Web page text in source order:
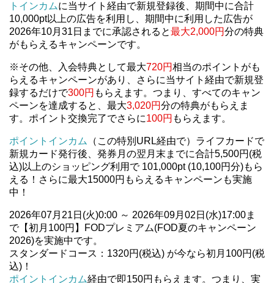
トインカムに当サイト経由で新規登録後、期間中に合計
10,000pt以上の広告を利用し、期間中に利用した広告が
2026年10月31日までに承認されると最大2,000円分の特典
がもらえるキャンペーンです。
※その他、入会特典として最大720円相当のポイントがも
らえるキャンペーンがあり、さらに当サイト経由で新規登
録するだけで300円 もらえます。つまり、すべてのキャン
ペーンを達成すると、最大3,020円分の特典がもらえま
す。ポイント交換完了でさらに100円 もらえます。
ポイントインカム
（この特別URL経由で）ライフカードで
新規カード発行後、発券月の翌月末までに合計5,500円(税
込)以上のショッピング利用で 101,000pt (10,100円分)もら
える！さらに最大15000円もらえるキャンペーンも実施
中！
2026年07月21日(火)0:00 ～ 2026年09月02日(水)17:00ま
で【初月100円】FODプレミアム(FOD夏のキャンペーン
2026)を実施中です。
スタンダードコース：1320円(税込) が今なら初月100円(税
込)！
ポイントインカム経由で即150円もらえます。つまり、実